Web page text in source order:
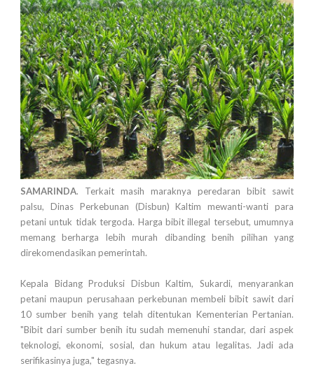
SAMARINDA. Terkait masih maraknya peredaran bibit sawit
palsu, Dinas Perkebunan (Disbun) Kaltim mewanti-wanti para
petani untuk tidak tergoda. Harga bibit illegal tersebut, umumnya
memang berharga lebih murah dibanding benih pilihan yang
direkomendasikan pemerintah.
Kepala Bidang Produksi Disbun Kaltim, Sukardi, menyarankan
petani maupun perusahaan perkebunan membeli bibit sawit dari
10 sumber benih yang telah ditentukan Kementerian Pertanian.
"Bibit dari sumber benih itu sudah memenuhi standar, dari aspek
teknologi, ekonomi, sosial, dan hukum atau legalitas. Jadi ada
serifikasinya juga," tegasnya.